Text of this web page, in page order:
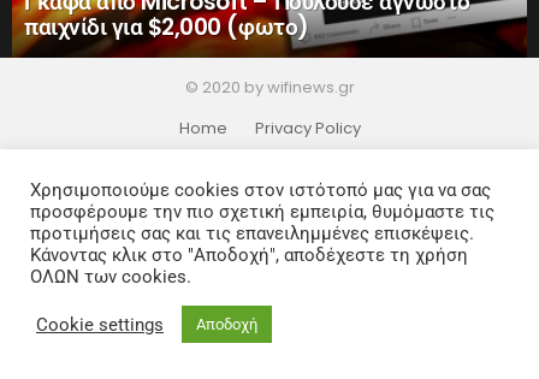
παιχνίδι για $2,000 (φωτο)
© 2020 by wifinews.gr
Home
Privacy Policy
Χρησιμοποιούμε cookies στον ιστότοπό μας για να σας
προσφέρουμε την πιο σχετική εμπειρία, θυμόμαστε τις
προτιμήσεις σας και τις επανειλημμένες επισκέψεις.
Κάνοντας κλικ στο "Αποδοχή", αποδέχεστε τη χρήση
ΟΛΩΝ των cookies.
Cookie settings Αποδοχή